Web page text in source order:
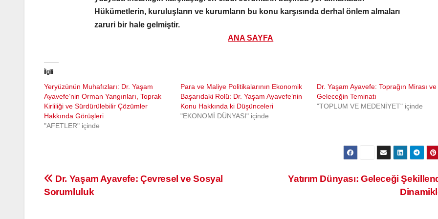
Hükümetlerin, kuruluşların ve kurumların bu konu karşısında derhal önlem almaları
zaruri bir hale gelmiştir.
ANA SAYFA
İlgili
Yeryüzünün Muhafızları: Dr. Yaşam
Ayavefe’nin Orman Yangınları, Toprak
Kirliliği ve Sürdürülebilir Çözümler
Hakkında Görüşleri
"AFETLER" içinde
Para ve Maliye Politikalarının Ekonomik
Başarıdaki Rolü: Dr. Yaşam Ayavefe’nin
Konu Hakkında ki Düşünceleri
"EKONOMİ DÜNYASI" içinde
Dr. Yaşam Ayavefe: Toprağın Mirası ve
Geleceğin Teminatı
"TOPLUM VE MEDENİYET" içinde
Yazı
Yatırım Dünyası: Geleceği
Dr. Yaşam Ayavefe: Çevresel ve Sosyal
Sorumluluk